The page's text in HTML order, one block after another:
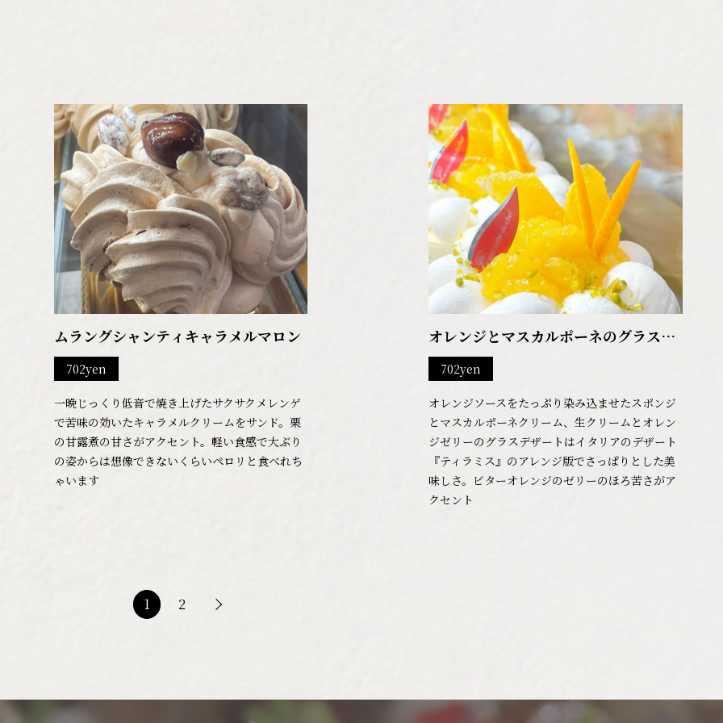
ムラングシャンティキャラメルマロン
702yen
一晩じっくり低音で焼き上げたサクサクメレンゲ
で苦味の効いたキャラメルクリームをサンド。栗
の甘露煮の甘さがアクセント。軽い食感で大ぶり
の姿からは想像できないくらいペロリと食べれち
ゃいます
オレンジとマスカルポーネのグラスデ
ザート
702yen
オレンジソースをたっぷり染み込ませたスポンジ
とマスカルポーネクリーム、生クリームとオレン
ジゼリーのグラスデザートはイタリアのデザート
『ティラミス』のアレンジ版でさっぱりとした美
味しさ。ビターオレンジのゼリーのほろ苦さがア
クセント
1 2 1